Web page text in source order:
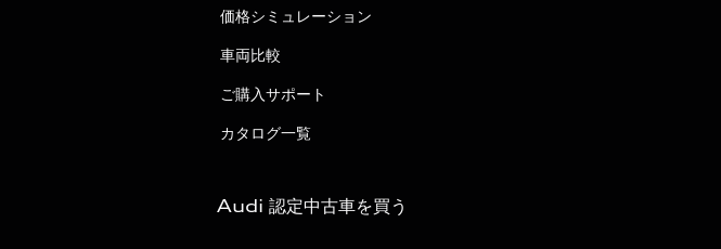
価格シミュレーション
車両比較
ご購入サポート
カタログ一覧
Audi 認定中古車を買う